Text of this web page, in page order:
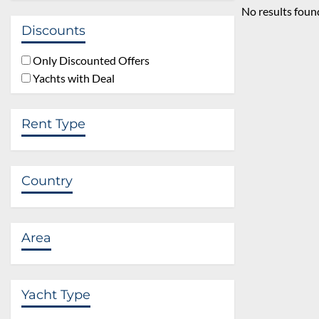
Discounts
Only Discounted Offers
Yachts with Deal
Rent Type
Country
Area
Yacht Type
No results